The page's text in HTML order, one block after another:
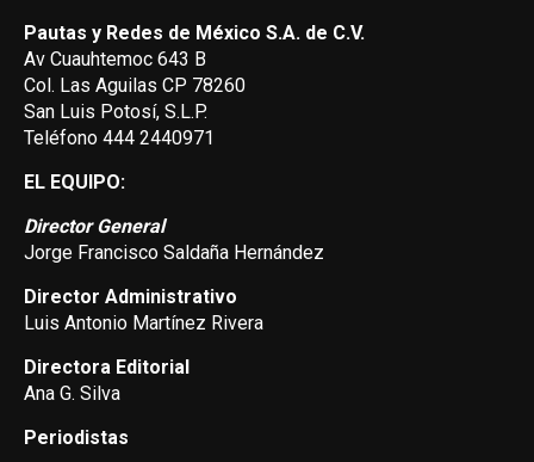
Pautas y Redes de México S.A. de C.V.
Av Cuauhtemoc 643 B
Col. Las Aguilas CP 78260
San Luis Potosí, S.L.P.
Teléfono 444 2440971
EL EQUIPO:
Director General
Jorge Francisco Saldaña Hernández
Director Administrativo
Luis Antonio Martínez Rivera
Directora Editorial
Ana G. Silva
Periodistas